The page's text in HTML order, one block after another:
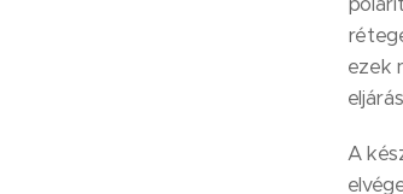
ezek
A